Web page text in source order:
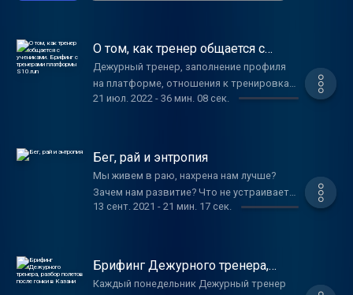
О том, как тренер общается с
учениками. Брифинг с тренерами
платформы S10.run
Дежурный тренер, заполнение профиля
на платформе, отношения к тренировкам,
взаимодействие тренера и бегуна
21 июл. 2022 - 36 мин. 08 сек.
Бег, рай и энтропия
Мы живем в раю, нахрена нам лучше?
Зачем нам развитие? Что не устраивает?
Посмотрите на своих родителей, они
больше не стало. Бесконечный рост
продолжаться не может. Мы стараемся
как можно быстрее высосать все
13 сент. 2021 - 21 мин. 17 сек.
Брифинг Дежурного тренера,
разбор полетов после гонки в
Казани
Каждый понедельник Дежурный тренер